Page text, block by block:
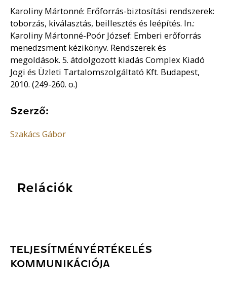
Karoliny Mártonné: Erőforrás-biztosítási rendszerek:
toborzás, kiválasztás, beillesztés és leépítés. In.:
Karoliny Mártonné-Poór József: Emberi erőforrás
menedzsment kézikönyv. Rendszerek és
megoldások. 5. átdolgozott kiadás Complex Kiadó
Jogi és Üzleti Tartalomszolgáltató Kft. Budapest,
2010. (249-260. o.)
Szerző:
Szakács Gábor
Relációk
TELJESÍTMÉNYÉRTÉKELÉS
KOMMUNIKÁCIÓJA